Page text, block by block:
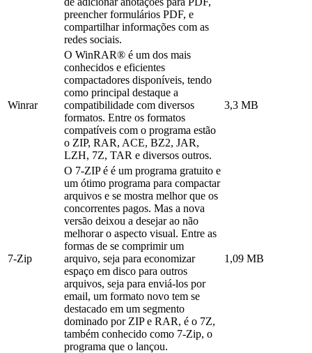
preencher formulários PDF, e
compartilhar informações com as
redes sociais.
Winrar
O WinRAR® é um dos mais
conhecidos e eficientes
compactadores disponíveis, tendo
como principal destaque a
compatibilidade com diversos
formatos. Entre os formatos
compatíveis com o programa estão
o ZIP, RAR, ACE, BZ2, JAR,
LZH, 7Z, TAR e diversos outros.
3,3 MB
7-Zip
O 7-ZIP é é um programa gratuito e
um ótimo programa para compactar
arquivos e se mostra melhor que os
concorrentes pagos. Mas a nova
versão deixou a desejar ao não
melhorar o aspecto visual. Entre as
formas de se comprimir um
arquivo, seja para economizar
espaço em disco para outros
arquivos, seja para enviá-los por
email, um formato novo tem se
destacado em um segmento
dominado por ZIP e RAR, é o 7Z,
também conhecido como 7-Zip, o
programa que o lançou.
1,09 MB